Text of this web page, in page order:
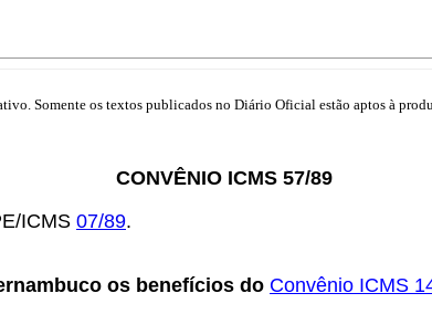
Somente os textos publicados no Diário Oficial estão aptos à
CONVÊNIO ICMS 57/89
ICMS 07/89.
os benefícios do Convênio ICMS